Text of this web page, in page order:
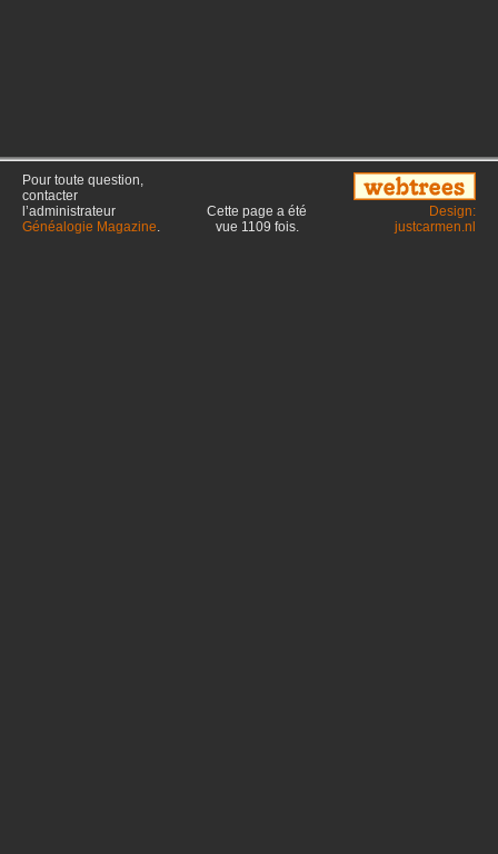
Pour toute question,
contacter
l’administrateur
Généalogie Magazine.
Cette page a été
vue 1109 fois.
Design:
justcarmen.nl